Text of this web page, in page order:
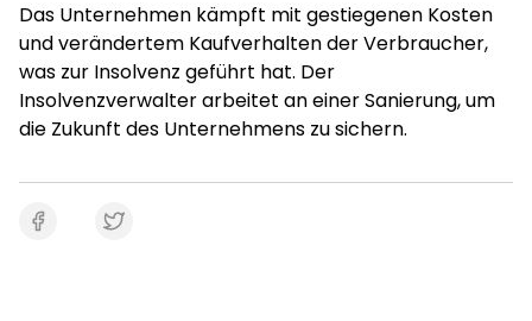
Das Unternehmen kämpft mit gestiegenen Kosten
und verändertem Kaufverhalten der Verbraucher,
was zur Insolvenz geführt hat. Der
Insolvenzverwalter arbeitet an einer Sanierung, um
die Zukunft des Unternehmens zu sichern.